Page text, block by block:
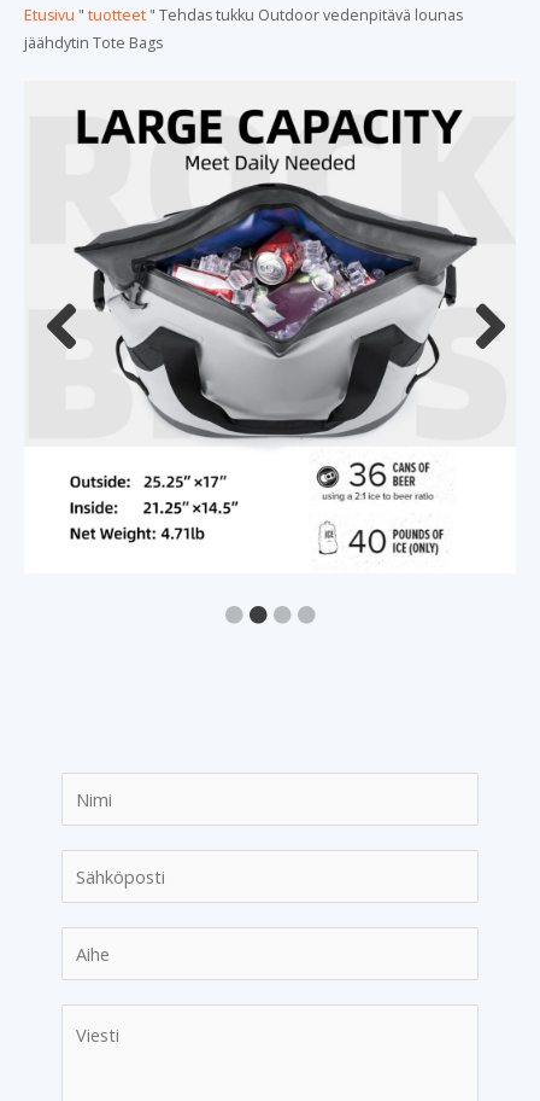
Etusivu " tuotteet " Tehdas tukku Outdoor vedenpitävä lounas
jäähdytin Tote Bags